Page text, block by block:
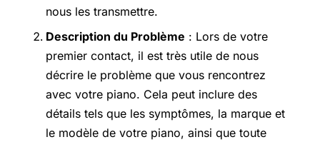
nous les transmettre.
Description du Problème : Lors de votre
premier contact, il est très utile de nous
décrire le problème que vous rencontrez
avec votre piano. Cela peut inclure des
détails tels que les symptômes, la marque et
le modèle de votre piano, ainsi que toute